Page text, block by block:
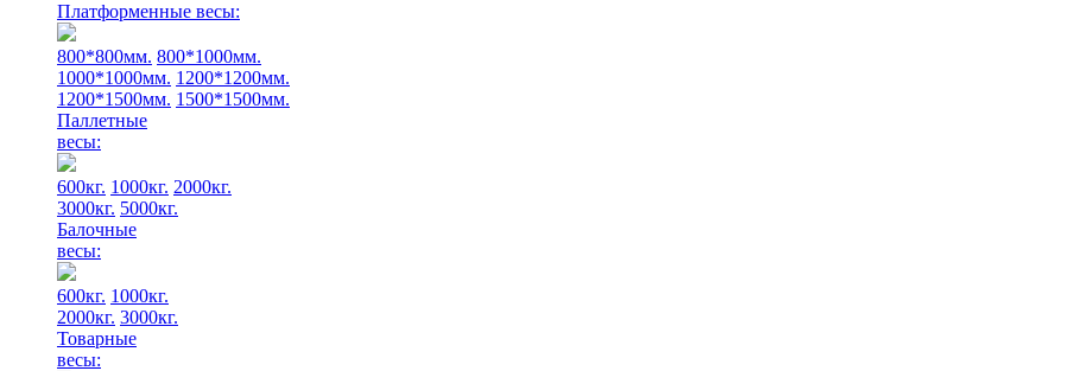
Платформенные весы:
800*800мм. 800*1000мм.
1000*1000мм. 1200*1200мм.
1200*1500мм. 1500*1500мм.
Паллетные
весы:
600кг. 1000кг. 2000кг.
3000кг. 5000кг.
Балочные
весы:
600кг. 1000кг.
2000кг. 3000кг.
Товарные
весы: